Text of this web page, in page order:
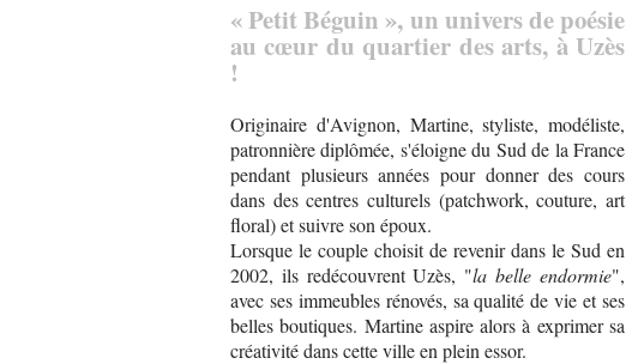
« Petit Béguin », un univers de poésie
au cœur du quartier des arts, à Uzès
!
Originaire d'Avignon, Martine, styliste, modéliste,
patronnière diplômée, s'éloigne du Sud de la France
pendant plusieurs années pour donner des cours
dans des centres culturels (patchwork, couture, art
floral) et suivre son époux.
Lorsque le couple choisit de revenir dans le Sud en
2002, ils redécouvrent Uzès, "la belle endormie",
avec ses immeubles rénovés, sa qualité de vie et ses
belles boutiques. Martine aspire alors à exprimer sa
créativité dans cette ville en plein essor.